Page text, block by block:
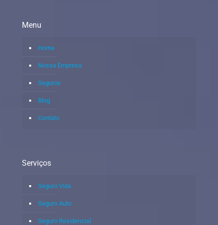
Menu
Home
Nossa Empresa
Seguros
Blog
Contato
Serviços
Seguro Vida
Seguro Auto
Seguro Residencial